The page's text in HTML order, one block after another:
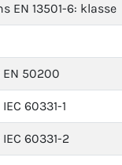
EN 13501-6: klasse
50200
60331-1
60331-2